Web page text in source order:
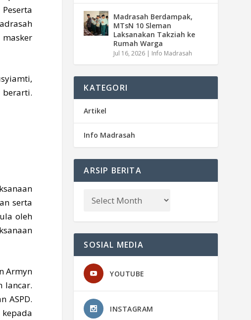
berarti.
serta
oleh
Armyn
lancar.
ASPD.
Madrasah Berdampak,
MTsN 10 Sleman
Laksanakan Takziah ke
Rumah Warga
Jul 16, 2026 | Info Madrasah
KATEGORI
Artikel
Info Madrasah
ARSIP BERITA
SOSIAL MEDIA
YOUTUBE
INSTAGRAM